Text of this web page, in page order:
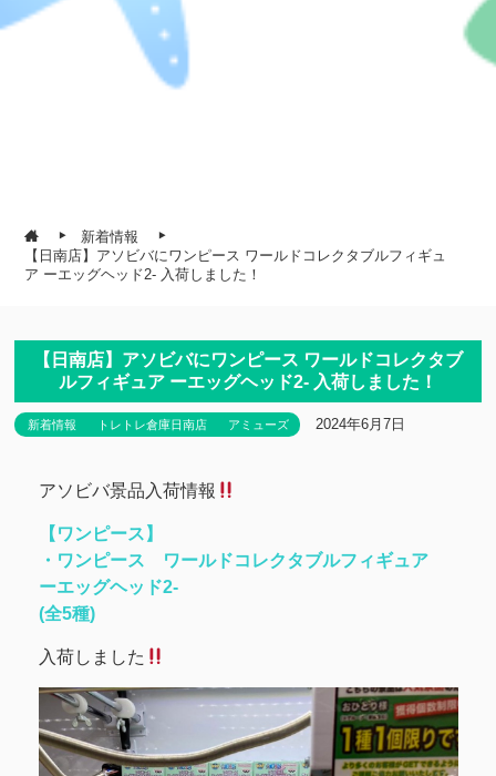
新着情報
【日南店】アソビバにワンピース ワールドコレクタブルフィギュ
ア ーエッグヘッド2- 入荷しました！
【日南店】アソビバにワンピース ワールドコレクタブ
ルフィギュア ーエッグヘッド2- 入荷しました！
新着情報 トレトレ倉庫日南店 アミューズ 2024年6月7日
アソビバ景品入荷情報
【ワンピース】
・ワンピース ワールドコレクタブルフィギュア
ーエッグヘッド2-
(全5種)
入荷しました